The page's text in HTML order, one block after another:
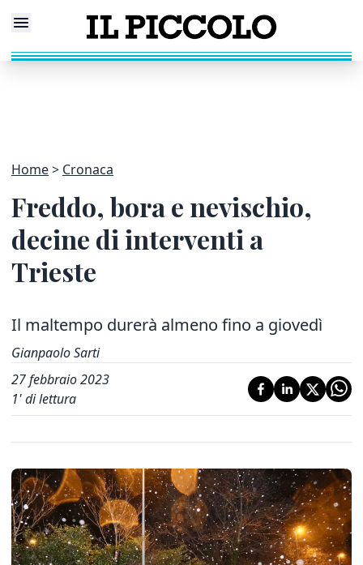
Home Cronaca
Freddo, bora e nevischio,
decine di interventi a
Trieste
Il maltempo durerà almeno fino a giovedì
Gianpaolo Sarti
27 febbraio 2023
1' di lettura